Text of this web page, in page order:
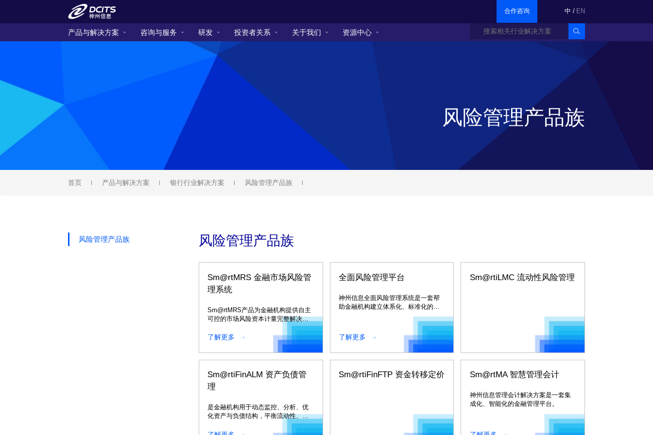
合作咨询 中 / EN
产品与解决方案 咨询与服务 研发 投资者关系 关于我们 资源中心
风险管理产品族
首页 产品与解决方案 银行行业解决方案 风险管理产品族
风险管理产品族
Sm@rtMRS 金融市场风险管
理系统
Sm@rtMRS产品为金融机构提供自主
可控的市场风险资本计量完整解决方
了解更多
全面风险管理平台
神州信息全面风险管理系统是一套帮
助金融机构建立体系化、标准化的风
了解更多
Sm@rtiLMC 流动性风险管理
Sm@rtiFinALM 资产负债管
理
是金融机构用于动态监控、分析、优
化资产与负债结构，平衡流动性、收
益性与风险性的核心管理工具。
Sm@rtiFinFTP 资金转移定价 Sm@rtMA 智慧管理会计
神州信息管理会计解决方案是一套集
成化、智能化的金融管理平台。
风险管理产品族